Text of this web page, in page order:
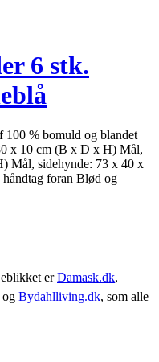
6 stk.
100 % bomuld og blandet
x 10 cm (B x D x H) Mål,
Mål, sidehynde: 73 x 40 x
foran Blød og
erDamask.dk,
og Bydahlliving.dk, som alle